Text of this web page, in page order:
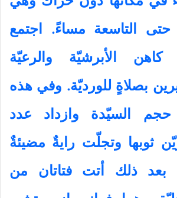
حتى التاسعة مساءً. اجتمع
كاهن الأبرشيّة والرعيّة
بصلاةٍ للورديّة. وفي هذه
حجم السيّدة وازداد عدد
ثوبها وتجلّت رايةٌ مضيئةٌ
بعد ذلك أتت فتاتان من